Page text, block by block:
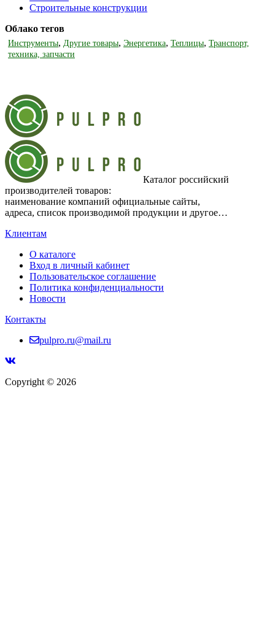
Строительные конструкции
Облако тегов
Инструменты, Другие товары, Энергетика, Теплицы, Транспорт,
техника, запчасти
Каталог российский
производителей товаров:
наименование компаний официальные сайты,
адреса, список производимой продукции и другое…
Клиентам
О каталоге
Вход в личный кабинет
Пользовательское соглашение
Политика конфиденциальности
Новости
Контакты
pulpro.ru@mail.ru
Copyright © 2026